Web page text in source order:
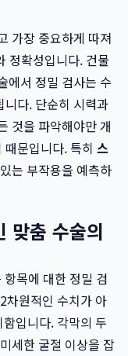
가장 중요하게 따져
정확성입니다. 건물
에서 정밀 검사는 수
니다. 단순히 시력과
것을 파악해야만 개
문입니다. 특히 스
는 부작용을 예측하
맞춤 수술의
목에 대한 정밀 검
차원적인 수치가 아
입니다. 각막의 두
세한 굴절 이상을 잡